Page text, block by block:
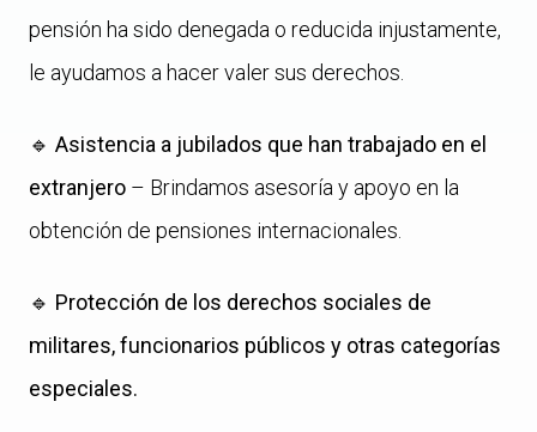
pensión ha sido denegada o reducida injustamente,
le ayudamos a hacer valer sus derechos.
🔹 Asistencia a jubilados que han trabajado en el
extranjero – Brindamos asesoría y apoyo en la
obtención de pensiones internacionales.
🔹 Protección de los derechos sociales de
militares, funcionarios públicos y otras categorías
especiales.